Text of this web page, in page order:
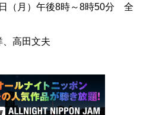
（月）午後8時～8時50分 全
高田文夫